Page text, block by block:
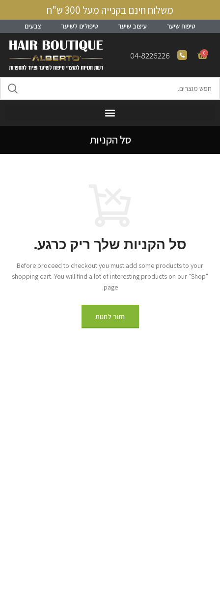
משלוח חינם בקנייה מעל 300 ש"ח
טיפוח שיער עיצוב שיער טיפולים לשיער צבעים
0
04-8226226
סל הקניות
סל הקניות שלך ריק כרגע.
Before proceed to checkout you must add some products to your
shopping cart. You will find a lot of interesting products on our "Shop"
page.
חזור לחנות